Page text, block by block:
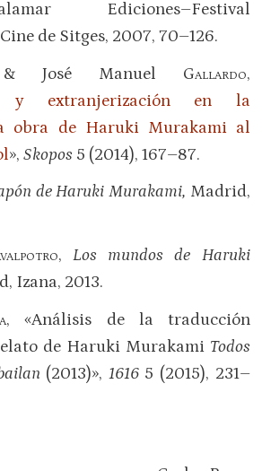
Ediciones–Festival
de Sitges, 2007, 70–126.
José Manuel Gallardo,
y extranjerización en la
obra de Haruki Murakami al
»,Skopos 5 (2014), 167–87.
de Haruki Murakami, Madrid,
, Los mundos de Haruki
Izana, 2013.
, «Análisis de la traducción
de Haruki Murakami Todos
(2013)», 16165 (2015), 231–